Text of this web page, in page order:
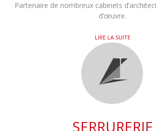
Partenaire de nombreux cabinets
d’œuvre.
LIRE LA SUITE
SERRURERIE